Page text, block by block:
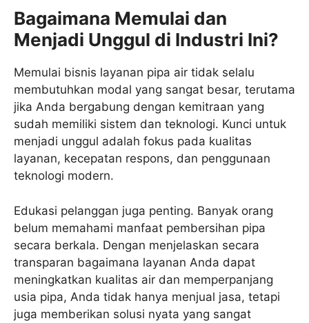
Bagaimana Memulai dan
Menjadi Unggul di Industri Ini?
Memulai bisnis layanan pipa air tidak selalu
membutuhkan modal yang sangat besar, terutama
jika Anda bergabung dengan kemitraan yang
sudah memiliki sistem dan teknologi. Kunci untuk
menjadi unggul adalah fokus pada kualitas
layanan, kecepatan respons, dan penggunaan
teknologi modern.
Edukasi pelanggan juga penting. Banyak orang
belum memahami manfaat pembersihan pipa
secara berkala. Dengan menjelaskan secara
transparan bagaimana layanan Anda dapat
meningkatkan kualitas air dan memperpanjang
usia pipa, Anda tidak hanya menjual jasa, tetapi
juga memberikan solusi nyata yang sangat